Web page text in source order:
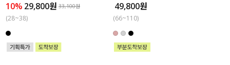
10% 29,800원 33,100원
(28~38)
49,800원
(66~110)